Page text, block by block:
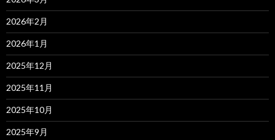
2026年2月
2026年1月
2025年12月
2025年11月
2025年10月
2025年9月